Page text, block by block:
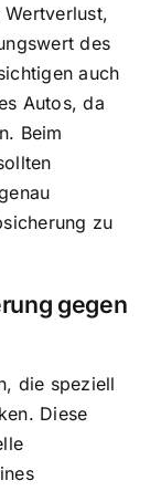
des
auch
Autos, da
Beim
zu
gegen
die speziell
Diese